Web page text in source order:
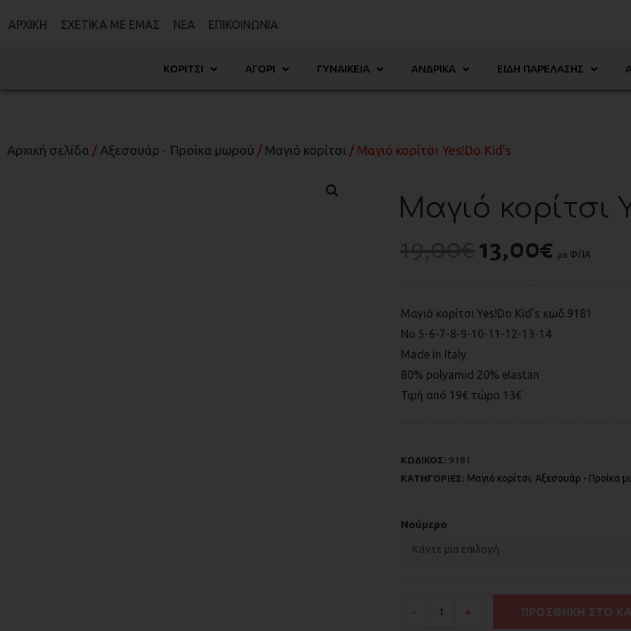
ΑΡΧΙΚΉ ΣΧΕΤΙΚΆ ΜΕ ΕΜΆΣ ΝΈΑ ΕΠΙΚΟΙΝΩΝΊΑ
ΚΟΡΊΤΣΙ ΑΓΌΡΙ ΓΥΝΑΙΚΕΊΑ ΑΝΔΡΙΚΆ ΕΊΔΗ ΠΑΡΈΛΑΣΗΣ
Αρχική σελίδα / Αξεσουάρ - Προίκα μωρού / Μαγιό κορίτσι / Μαγιό κορίτσι Yes!Do Kid’s
Μαγιό κορίτσι
13,00€ με ΦΠΑ
Μαγιό κορίτσι Yes!Do Kid’s κώδ.9181
Νο 5-6-7-8-9-10-11-12-13-14
Made in Italy
80% polyamid 20% elastan
Τιμή από 19€ τώρα 13€
ΚΩΔΙΚΟΣ: 9181
ΚΑΤΗΓΟΡΙΕΣ: Μαγιό κορίτσι, Αξεσουάρ - Προίκα
Νούμερο
- + ΠΡΟΣΘΉΚΗ ΣΤΟ